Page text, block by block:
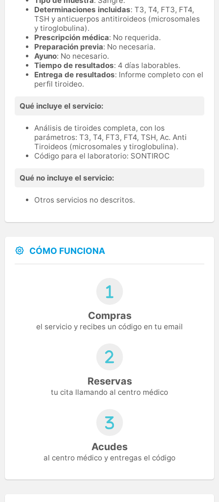
Determinaciones incluidas: T3, T4, FT3, FT4,
TSH y anticuerpos antitiroideos (microsomales
y tiroglobulina).
Prescripción médica: No requerida.
Preparación previa: No necesaria.
Ayuno: No necesario.
Tiempo de resultados: 4 días laborables.
Entrega de resultados: Informe completo con el
perfil tiroideo.
Qué incluye el servicio:
Análisis de tiroides completa, con los
parámetros: T3, T4, FT3, FT4, TSH, Ac. Anti
Tiroideos (microsomales y tiroglobulina).
Código para el laboratorio: SONTIROC
Qué no incluye el servicio:
Otros servicios no descritos.
CÓMO FUNCIONA
Compras
el servicio y recibes un código en tu email
Reservas
tu cita llamando al centro médico
Acudes
al centro médico y entregas el código